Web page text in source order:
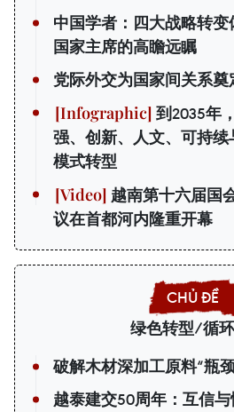
中国学者：四大战略转变
国家主席的高瞻远瞩
党际外交为国家间关系奠
到2035年
强、创新、人文、可持
模式转型
越南第十六届国
议在首都河内隆重开幕
绿色转型/循
破解木材深加工原料“瓶
越泰建交50周年：互信